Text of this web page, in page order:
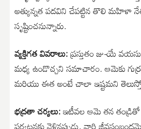
అత్యున్నత పదవిని చేపట్టిన తొలి మహిళా
సృష్టించనున్నారు.
వ్యక్తిగత వివరాలు:ప్రస్తుతం జు-యే
మధ్య ఉండొచ్చని సమాచారం. ఆమెకు
మరియు ఈత అంటే చాలా ఇష్టమని
​భద్రతా చర్యలు:ఇటీవల ఆమె తన